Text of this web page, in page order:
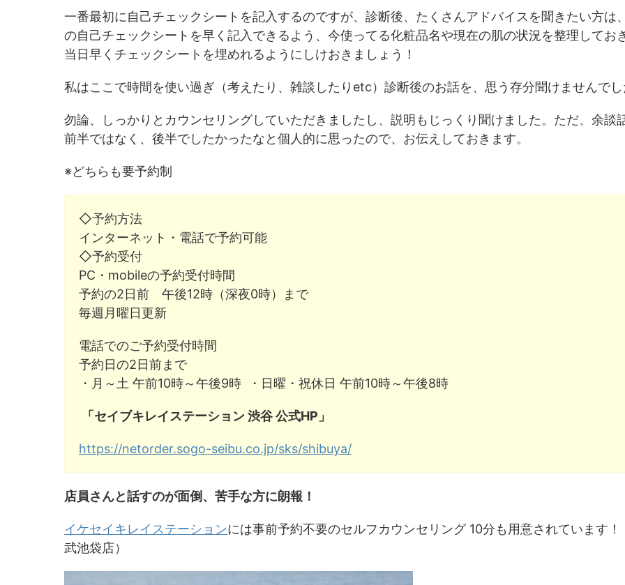
一番最初に自己チェックシートを記入するのですが、診断後、たくさんアドバイスを聞きたい方は
の自己チェックシートを早く記入できるよう、今使ってる化粧品名や現在の肌の状況を整理してお
当日早くチェックシートを埋めれるようにしけおきましょう！
私はここで時間を使い過ぎ（考えたり、雑談したりetc）診断後のお話を、思う存分聞けませんで
勿論、しっかりとカウンセリングしていただきましたし、説明もじっくり聞けました。ただ、余談
前半ではなく、後半でしたかったなと個人的に思ったので、お伝えしておきます。
※どちらも要予約制
◇予約方法
インターネット・電話で予約可能
◇予約受付
PC・mobileの予約受付時間
予約の2日前 午後12時（深夜0時）まで
毎週月曜日更新
電話でのご予約受付時間
予約日の2日前まで
・月～土 午前10時～午後9時 ・日曜・祝休日 午前10時～午後8時
「セイブキレイステーション 渋谷 公式HP」
https://netorder.sogo-seibu.co.jp/sks/shibuya/
店員さんと話すのが面倒、苦手な方に朗報！
イケセイキレイステーションには事前予約不要のセルフカウンセリング 10分も用意されています！
武池袋店）